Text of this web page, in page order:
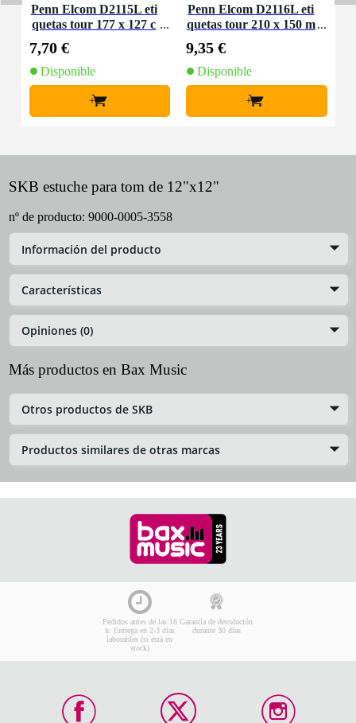
Penn Elcom D2115L eti
quetas tour 177 x 127 c
7,70 €
Disponible
+
Penn Elcom D2116L eti
quetas tour 210 x 150 m
9,35 €
Disponible
+
SKB estuche para tom de 12"x12"
nº de producto: 9000-0005-3558
Información del producto
Características
Opiniones (0)
Más productos en Bax Music
Otros productos de SKB
Productos similares de otras marcas
Pedidos antes de las 16
h: Entrega en 2-3 días
laborables (si está en
stock)
Garantía de devolución
durante 30 días